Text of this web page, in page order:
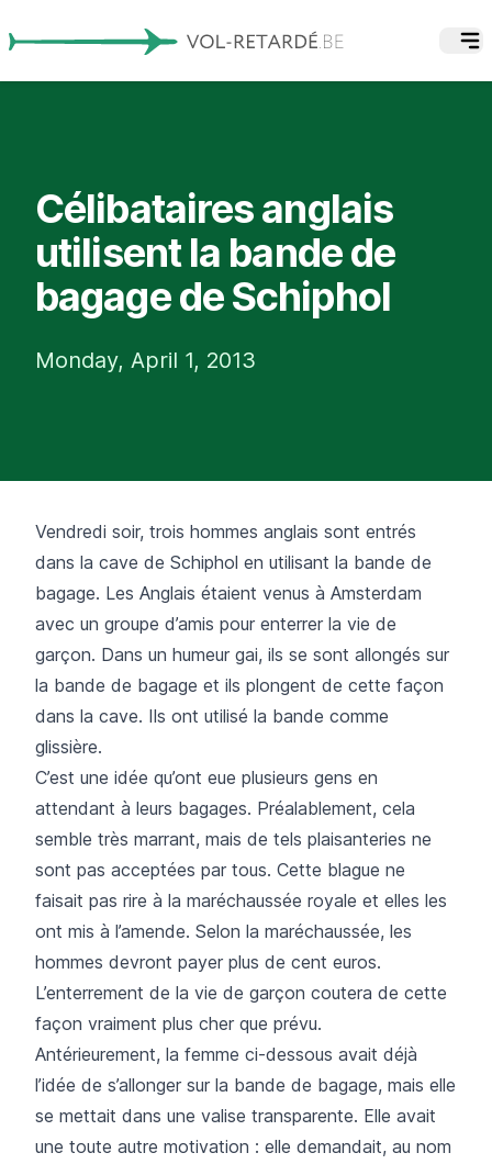
Célibataires anglais
utilisent la bande de
bagage de Schiphol
Monday, April 1, 2013
Vendredi soir, trois hommes anglais sont entrés
dans la cave de Schiphol en utilisant la bande de
bagage. Les Anglais étaient venus à Amsterdam
avec un groupe d’amis pour enterrer la vie de
garçon. Dans un humeur gai, ils se sont allongés sur
la bande de bagage et ils plongent de cette façon
dans la cave. Ils ont utilisé la bande comme
glissière.
C’est une idée qu’ont eue plusieurs gens en
attendant à leurs bagages. Préalablement, cela
semble très marrant, mais de tels plaisanteries ne
sont pas acceptées par tous. Cette blague ne
faisait pas rire à la maréchaussée royale et elles les
ont mis à l’amende. Selon la maréchaussée, les
hommes devront payer plus de cent euros.
L’enterrement de la vie de garçon coutera de cette
façon vraiment plus cher que prévu.
Antérieurement, la femme ci-dessous avait déjà
l’idée de s’allonger sur la bande de bagage, mais elle
se mettait dans une valise transparente. Elle avait
une toute autre motivation : elle demandait, au nom